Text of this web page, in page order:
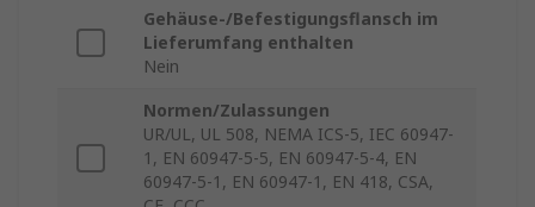
Gehäuse-/Befestigungsflansch im
Lieferumfang enthalten
Nein
Normen/Zulassungen
UR/UL, UL 508, NEMA ICS-5, IEC 60947-
1, EN 60947-5-5, EN 60947-5-4, EN
60947-5-1, EN 60947-1, EN 418, CSA,